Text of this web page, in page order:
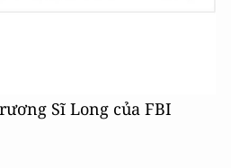
Sĩ Long của FBI